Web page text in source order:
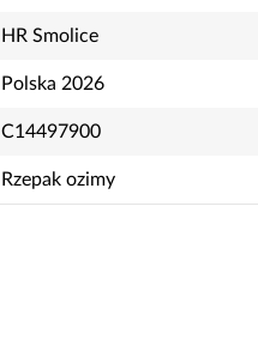
HR Smolice
Polska 2026
C14497900
Rzepak ozimy